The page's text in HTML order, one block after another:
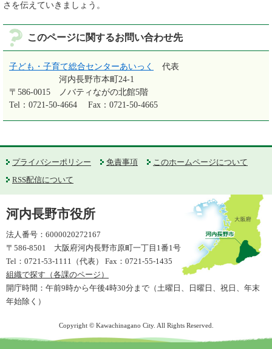
さを伝えていきましょう。
このページに関するお問い合わせ先
子ども・子育て総合センターあいっく 代表
〒586-0015
河内長野市本町24-1
ノバティながの北館5階
Tel：0721-50-4664
Fax：0721-50-4665
プライバシーポリシー 免責事項
このホームページについて
RSS配信について
河内長野市役所
法人番号：6000020272167
〒586-8501 大阪府河内長野市原町一丁目1番1号
Tel：0721-53-1111（代表） Fax：0721-55-1435
組織で探す（各課のページ）
開庁時間：午前9時から午後4時30分まで（土曜日、日曜日、祝日、年末
年始除く）
Copyright © Kawachinagano City. All Rights Reserved.